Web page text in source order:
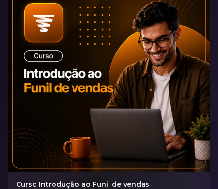
Curso Introdução ao Funil de vendas